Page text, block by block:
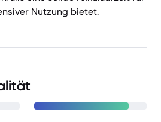
Nutzung bietet.